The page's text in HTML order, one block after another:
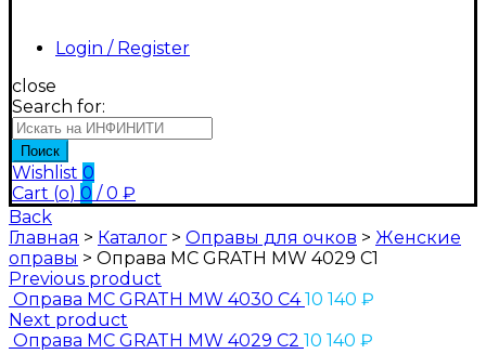
Login / Register
close
Search for:
Поиск
Wishlist 0
Cart (o) 0 / 0 ₽
Back
Главная > Каталог > Оправы для очков > Женские
оправы > Оправа MC GRATH MW 4029 C1
Previous product
Оправа MC GRATH MW 4030 C410 140 ₽
Next product
Оправа MC GRATH MW 4029 C2 10 140 ₽